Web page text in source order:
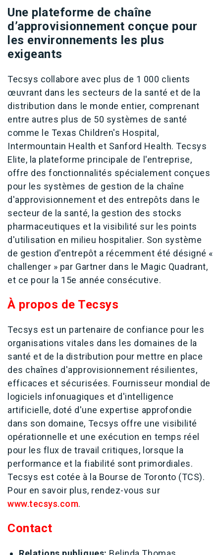
Une pl ateforme de chaîne
d’approvisionnement conçue pour
les environnements les plus
exigeants
Tecsys collabore avec plus de 1 000 clients
œuvrant dans les secteurs de la santé et de la
distribution dans le monde entier, comprenant
entre autres plus de 50 systèmes de santé
comme le Texas Children's Hospital,
Intermountain Health et Sanford Health. Tecsys
Elite, la plateforme principale de l'entreprise,
offre des fonctionnalités spécialement conçues
pour les systèmes de gestion de la chaîne
d'approvisionnement et des entrepôts dans le
secteur de la santé, la gestion des stocks
pharmaceutiques et la visibilité sur les points
d'utilisation en milieu hospitalier. Son système
de gestion d'entrepôt a récemment été désigné «
challenger » par Gartner dans le Magic Quadrant,
et ce pour la 15e année consécutive.
À propos de Tecsys
Tecsys est un partenaire de confiance pour les
organisations vitales dans les domaines de la
santé et de la distribution pour mettre en place
des chaînes d'approvisionnement résilientes,
efficaces et sécurisées. Fournisseur mondial de
logiciels infonuagiques et d'intelligence
artificielle, doté d'une expertise approfondie
dans son domaine, Tecsys offre une visibilité
opérationnelle et une exécution en temps réel
pour les flux de travail critiques, lorsque la
performance et la fiabilité sont primordiales.
Tecsys est cotée à la Bourse de Toronto (TCS).
Pour en savoir plus, rendez-vous sur
www.tecsys.com.
Contact